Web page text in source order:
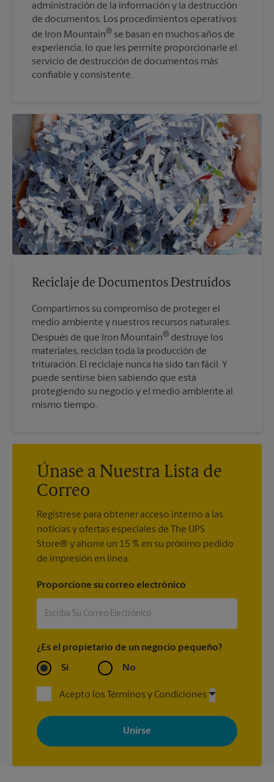
administración de la información y la destrucción
de documentos. Los procedimientos operativos
de Iron Mountain® se basan en muchos años de
experiencia, lo que les permite proporcionarle el
servicio de destrucción de documentos más
confiable y consistente.
Reciclaje de Documentos Destruidos
Compartimos su compromiso de proteger el
medio ambiente y nuestros recursos naturales.
Después de que Iron Mountain® destruye los
materiales, reciclan toda la producción de
trituración. El reciclaje nunca ha sido tan fácil. Y
puede sentirse bien sabiendo que está
protegiendo su negocio y el medio ambiente al
mismo tiempo.
Únase a Nuestra Lista de
Correo
Regístrese para obtener acceso interno a las
noticias y ofertas especiales de The UPS
Store® y ahorre un 15 % en su próximo pedido
de impresión en línea.
Proporcione su correo electrónico
¿Es el propietario de un negocio pequeño?
Sí No
Acepto los Términos y Condiciones
Al registrarse, acepta recibir correos electrónicos de The UPS
Store con noticias, ofertas especiales, promociones y mensajes
adaptados a sus intereses. Puede darse de baja en cualquier
momento. Para más información, consulte nuestra política de